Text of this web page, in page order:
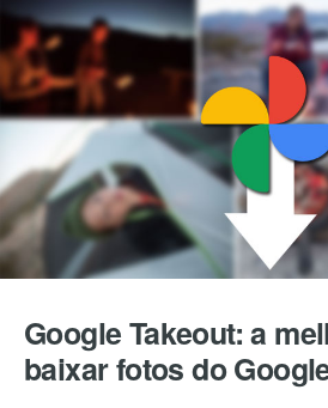
Google Takeout: a
baixar fotos do